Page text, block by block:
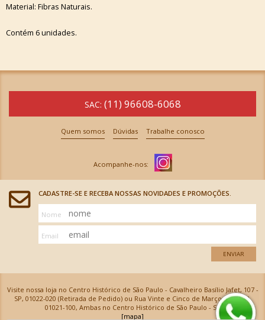
Material: Fibras Naturais.
Contém 6 unidades.
SAC: (11) 96608-6068
Quem somos Dúvidas Trabalhe conosco
CADASTRE-SE E RECEBA NOSSAS NOVIDADES E PROMOÇÕES.
Nome
Email
ENVIAR
Visite nossa loja no Centro Histórico de São Paulo - Cavalheiro Basílio Jafet, 107 -
SP, 01022-020 (Retirada de Pedido) ou Rua Vinte e Cinco de Março, 576 - SP,
01021-100, Ambas no Centro Histórico de São Paulo - SP
[mapa]